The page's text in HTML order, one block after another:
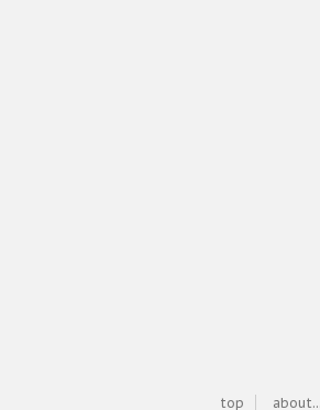
top about...